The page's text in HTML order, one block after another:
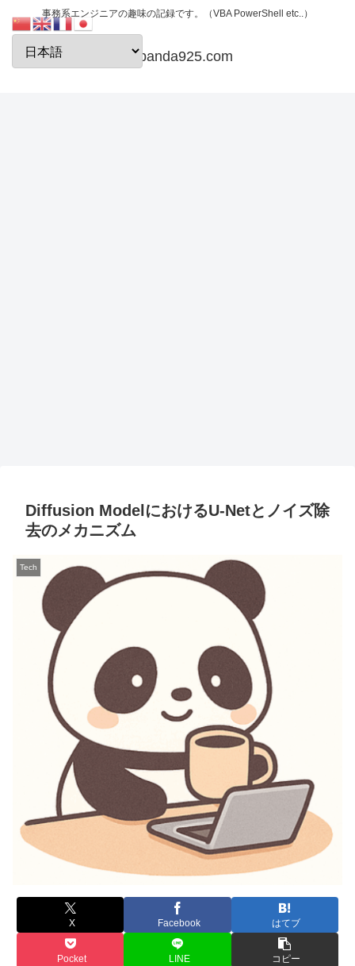
事務系エンジニアの趣味の記録です。（VBA PowerShell etc..）
papanda925.com
Diffusion ModelにおけるU-Netとノイズ除
去のメカニズム
Tech
X Facebook はてブ
Pocket LINE コピー